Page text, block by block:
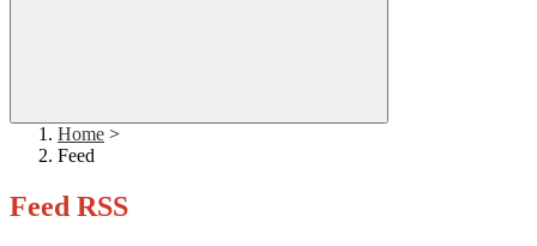
Home >
Feed
Feed RSS